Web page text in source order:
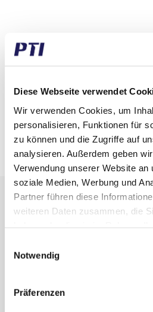
Diese Webseite verwendet
Wir verwenden Cookies, um
personalisieren, Funktionen für
zu können und die Zugriffe auf
analysieren. Außerdem geben
Verwendung unserer Website an
soziale Medien, Werbung und
Partner führen diese
weiteren Daten zusammen, die
Notwendig
Präferenzen
Gewicht (kg)
Zolltarifnummer
GTIN / EAN
Erhalten Sie
Newsletter - max. 2